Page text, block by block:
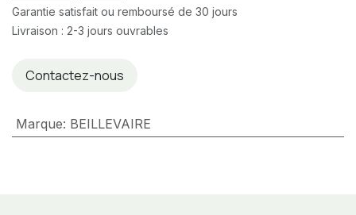
Garantie satisfait ou remboursé de 30 jours
Livraison : 2-3 jours ouvrables
Contactez-nous
Marque: BEILLEVAIRE